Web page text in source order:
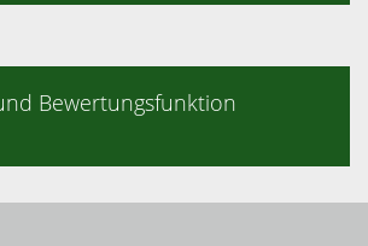
Bewertungsfunktion